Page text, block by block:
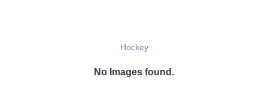
Hockey
No Images found.